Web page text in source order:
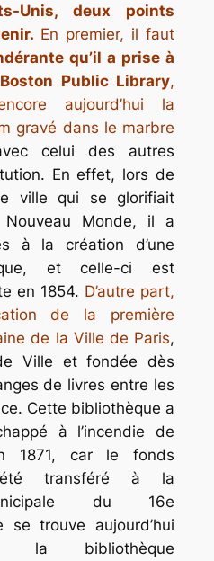
Unis, deux points
En premier, il faut
qu’il a prise à
Boston Public Library,
aujourd’hui la
gravé dans le marbre
celui des autres
En effet, lors de
ville qui se glorifiait
Nouveau Monde, il a
à la création d’une
et celle-ci est
en 1854. D’autre part,
de la première
de la Ville de Paris,
Ville et fondée dès
de livres entre les
Cette bibliothèque a
à l’incendie de
1871, car le fonds
été transféré à la
du 16e
se trouve aujourd’hui
la bibliothèque